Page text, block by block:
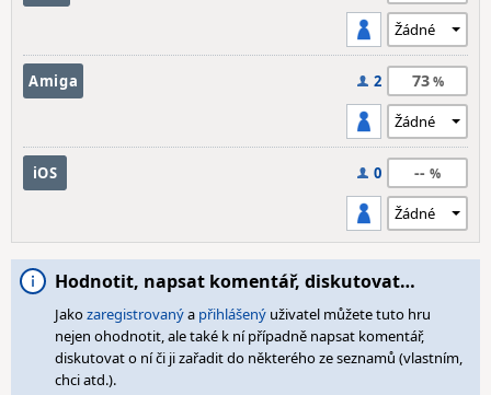
Amiga 2 73
iOS 0 --
Hodnotit, napsat komentář, diskutovat…
Jakozaregistrovanýa přihlášený uživatel můžete tuto hru
nejen ohodnotit, ale také k ní případně napsat komentář,
diskutovat o ní či ji zařadit do některého ze seznamů (vlastním,
chci atd.).